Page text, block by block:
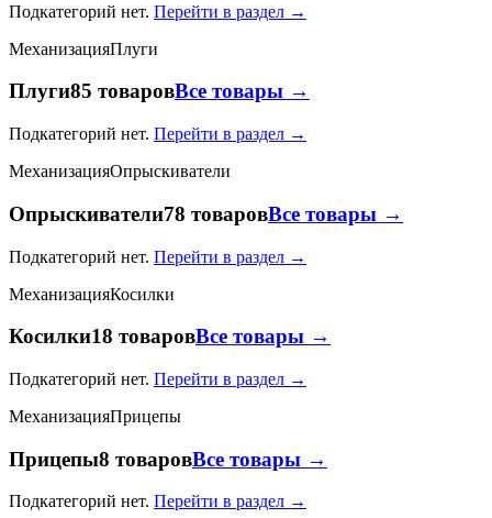
Подкатегорий нет. Перейти в раздел →
МеханизацияПлуги
Плуги85 товаровВсе товары →
Подкатегорий нет. Перейти в раздел →
МеханизацияОпрыскиватели
Опрыскиватели78 товаровВсе товары →
Подкатегорий нет. Перейти в раздел →
МеханизацияКосилки
Косилки18 товаровВсе товары →
Подкатегорий нет. Перейти в раздел →
МеханизацияПрицепы
Прицепы8 товаровВсе товары →
Подкатегорий нет. Перейти в раздел →